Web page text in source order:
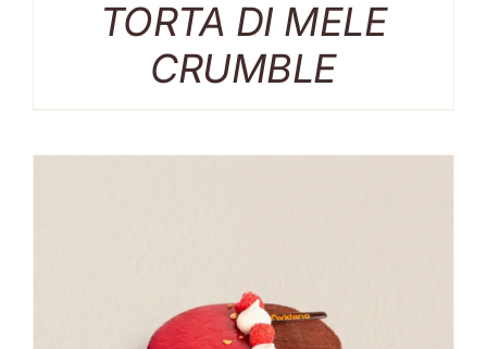
TORTA DI MELE
CRUMBLE